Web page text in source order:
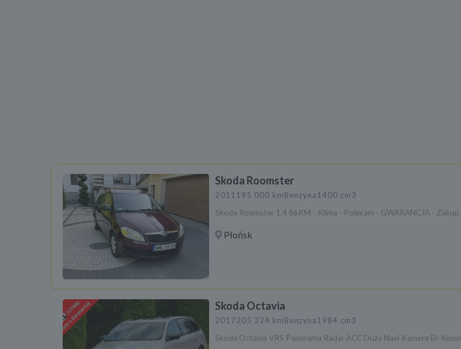
Skoda Roomster
2011 195 000 kmBenzyna1400 cm3
Skoda Roomster 1.4 86KM - Klima - Polecam - GWARANCJA -
Płońsk
Skoda Octavia
2017205 324 kmBenzyna1984 cm3
Skoda Octavia VRS Panorama Radar ACC Duża Navi Kamera Bi-